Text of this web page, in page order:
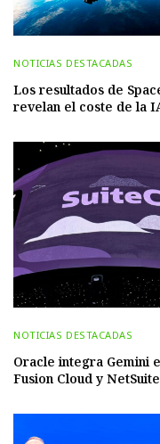
NOTICIAS DESTACADAS
Los resultados de
revelan el coste de la
NOTICIAS DESTACADAS
Oracle integra Gemini
Fusion Cloud y NetSuite